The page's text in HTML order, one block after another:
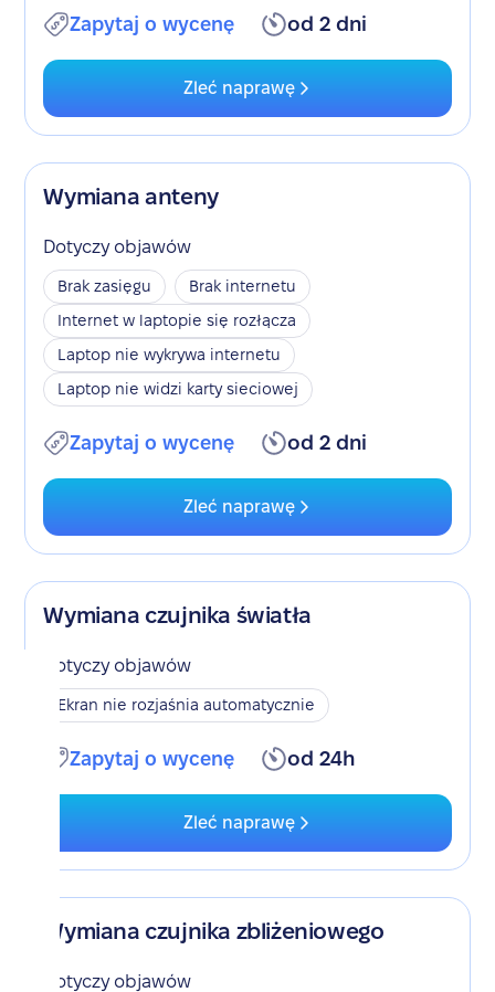
Zapytaj o wycenę od 2 dni
Zleć naprawę
Wymiana anteny
Dotyczy objawów
Brak zasięgu
Brak internetu
Internet w laptopie się rozłącza
Laptop nie wykrywa internetu
Laptop nie widzi karty sieciowej
Zapytaj o wycenę od 2 dni
Zleć naprawę
Wymiana czujnika światła
Dotyczy objawów
Ekran nie rozjaśnia automatycznie
Zapytaj o wycenę od 24h
Zleć naprawę
Wymiana czujnika zbliżeniowego
Dotyczy objawów